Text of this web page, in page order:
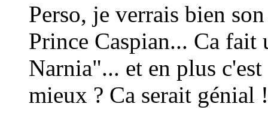
Perso, je verrais bien
Prince Caspian... Ca fait
Narnia"... et en plus
mieux ? Ca serait génial !